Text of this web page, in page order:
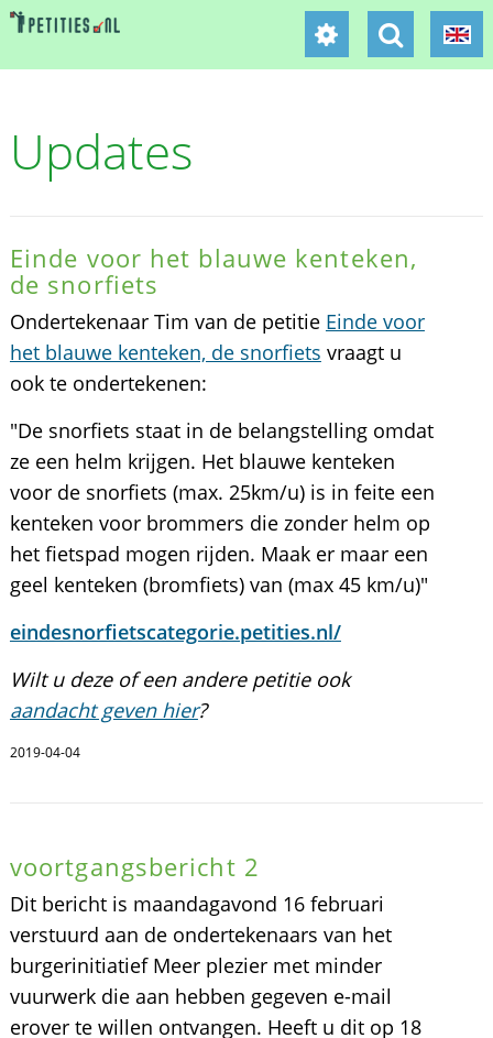
Updates
Einde voor het blauwe kenteken,
de snorfiets
Ondertekenaar Tim van de petitie Einde voor
het blauwe kenteken, de snorfiets vraagt u
ook te ondertekenen:
"De snorfiets staat in de belangstelling omdat
ze een helm krijgen. Het blauwe kenteken
voor de snorfiets (max. 25km/u) is in feite een
kenteken voor brommers die zonder helm op
het fietspad mogen rijden. Maak er maar een
geel kenteken (bromfiets) van (max 45 km/u)"
eindesnorfietscategorie.petities.nl/
Wilt u deze of een andere petitie ook
aandacht geven hier?
2019-04-04
voortgangsbericht 2
Dit bericht is maandagavond 16 februari
verstuurd aan de ondertekenaars van het
burgerinitiatief Meer plezier met minder
vuurwerk die aan hebben gegeven e-mail
erover te willen ontvangen. Heeft u dit op 18